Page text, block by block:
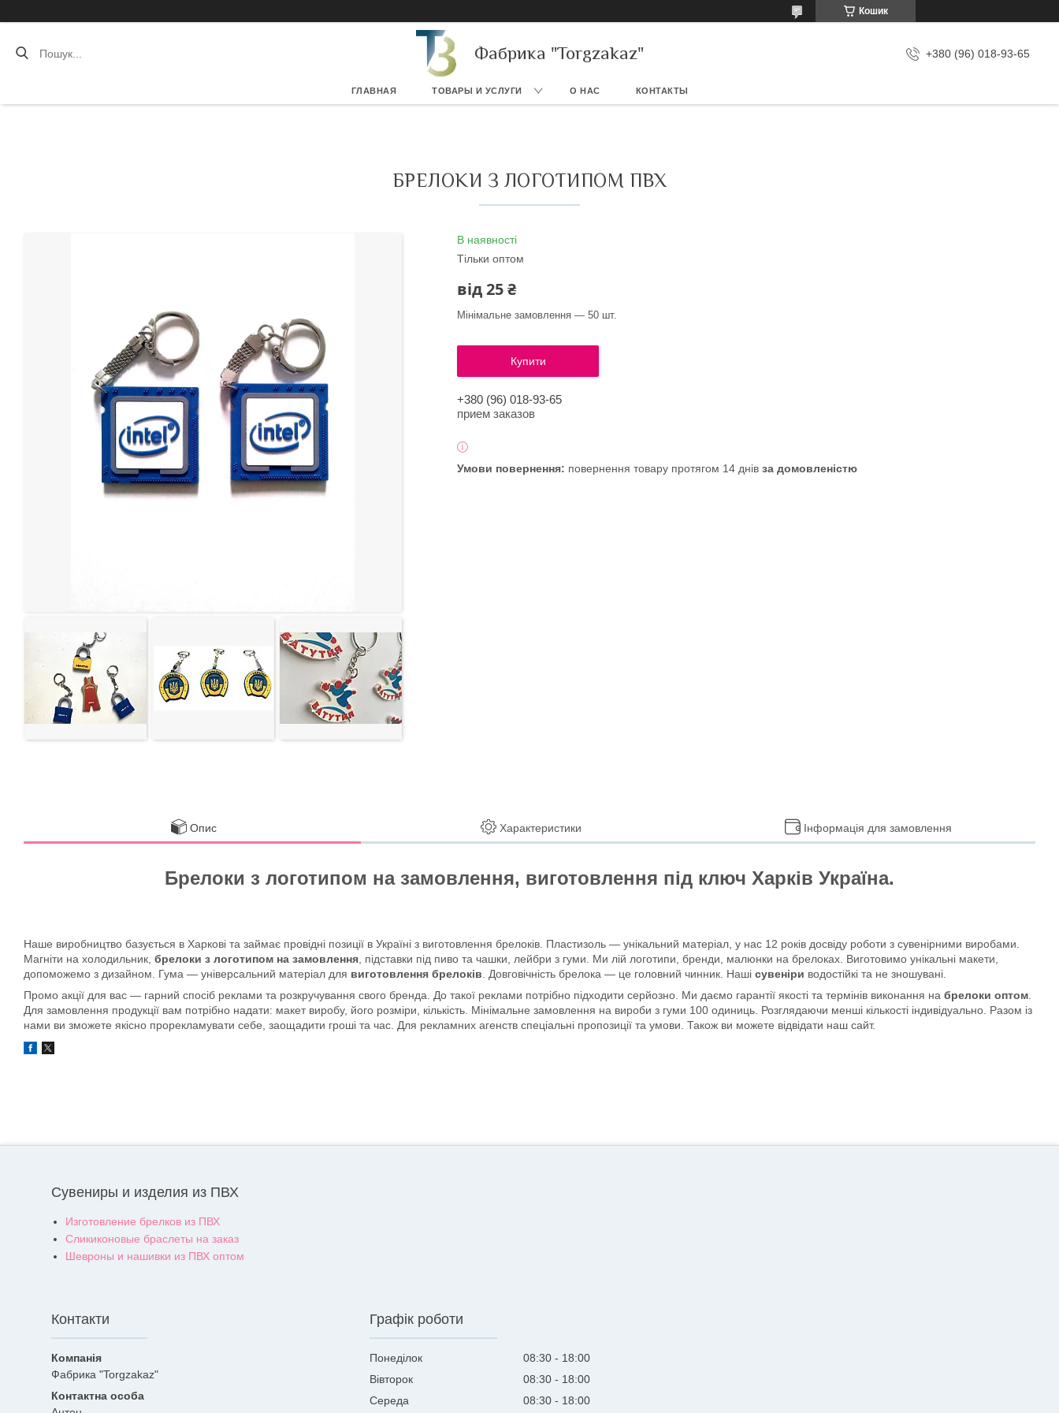
Кошик
Фабрика "Torgzakaz" +380 (96) 018-93-65
ГЛАВНАЯ ТОВАРЫ И УСЛУГИ О НАС КОНТАКТЫ
БРЕЛОКИ З ЛОГОТИПОМ ПВХ
В наявності
Тільки оптом
від25 ₴
Мінімальне замовлення — 50 шт.
Купити
+380 (96) 018-93-65
прием заказов
повернення товару протягом 14 днів за домовленістю
Опис Характеристики Інформація для замовлення
Брелоки з логотипом на замовлення, виготовлення під ключ Харків Україна.
Наше виробництво базується в Харкові та займає провідні позиції в Україні з виготовлення брелоків. Пластизоль — унікальний матеріал, у нас 12 років досвіду роботи з сувенірними виробами.
Магніти на холодильник, брелоки з логотипом на замовлення , підставки під пиво та чашки, лейбри з гуми. Ми лій логотипи, бренди, малюнки на брелоках. Виготовимо унікальні макети,
допоможемо з дизайном. Гума — універсальний матеріал для виготовлення брелоків . Довговічність брелока — це головний чинник. Наші сувеніри водостійкі та не зношувані.
Промо акції для вас — гарний спосіб реклами та розкручування свого бренда. До такої реклами потрібно підходити серйозно. Ми даємо гарантії якості та термінів виконання на брелоки оптом
Для замовлення продукції вам потрібно надати: макет виробу, його розміри, кількість. Мінімальне замовлення на вироби з гуми 100 одиниць. Розглядаючи менші кількості індивідуально. Разом із
нами ви зможете якісно прорекламувати себе, заощадити гроші та час. Для рекламних агенств спеціальні пропозиції та умови. Також ви можете відвідати наш сайт.
Сувениры и изделия из ПВХ
Изготовление брелков из ПВХ
Сликиконовые браслеты на заказ
Шевроны и нашивки из ПВХ оптом
Контакти
Фабрика "Torgzakaz"
Графік роботи
Понеділок 08:30
18:00
Вівторок
08:30
18:00
Середа
08:30 18:00